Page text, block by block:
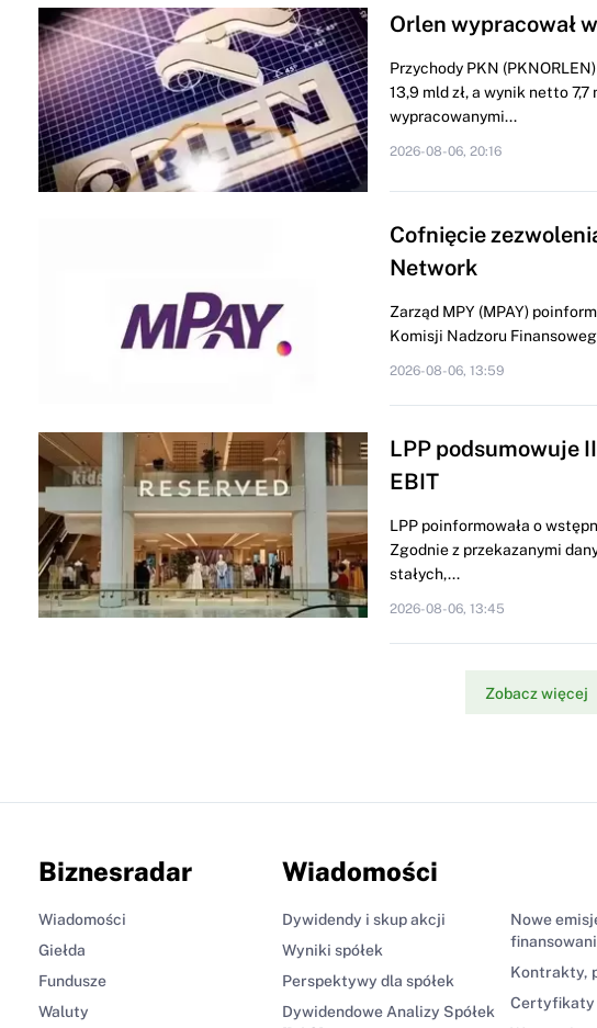
Orlen wypracował
Przychody PKN
13,9 mld zł, a wynik netto
wypracowanymi...
2026-08-06, 20:16
Cofnięcie
Network
Zarząd MPY (MPAY)
Komisji Nadzoru
2026-08-06, 13:59
LPP podsumowuje
EBIT
LPP poinformowała o
Zgodnie z przekazanymi
stałych,...
2026-08-06, 13:45
Zobacz więcej
Biznesradar
Wiadomości
Giełda
Fundusze
Waluty
Wiadomości
Dywidendy i skup akcji
Wyniki spółek
Perspektywy dla spółek
Dywidendowe Analizy Spółek
Nowe
Kontrakty,
Certyfikaty